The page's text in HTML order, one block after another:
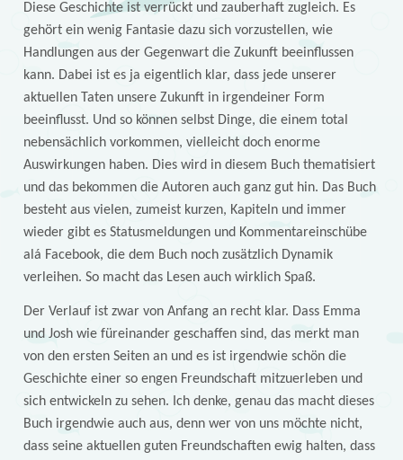
Diese Geschichte ist verrückt und zauberhaft zugleich. Es
gehört ein wenig Fantasie dazu sich vorzustellen, wie
Handlungen aus der Gegenwart die Zukunft beeinflussen
kann. Dabei ist es ja eigentlich klar, dass jede unserer
aktuellen Taten unsere Zukunft in irgendeiner Form
beeinflusst. Und so können selbst Dinge, die einem total
nebensächlich vorkommen, vielleicht doch enorme
Auswirkungen haben. Dies wird in diesem Buch thematisiert
und das bekommen die Autoren auch ganz gut hin. Das Buch
besteht aus vielen, zumeist kurzen, Kapiteln und immer
wieder gibt es Statusmeldungen und Kommentareinschübe
alá Facebook, die dem Buch noch zusätzlich Dynamik
verleihen. So macht das Lesen auch wirklich Spaß.
Der Verlauf ist zwar von Anfang an recht klar. Dass Emma
und Josh wie füreinander geschaffen sind, das merkt man
von den ersten Seiten an und es ist irgendwie schön die
Geschichte einer so engen Freundschaft mitzuerleben und
sich entwickeln zu sehen. Ich denke, genau das macht dieses
Buch irgendwie auch aus, denn wer von uns möchte nicht,
dass seine aktuellen guten Freundschaften ewig halten, dass